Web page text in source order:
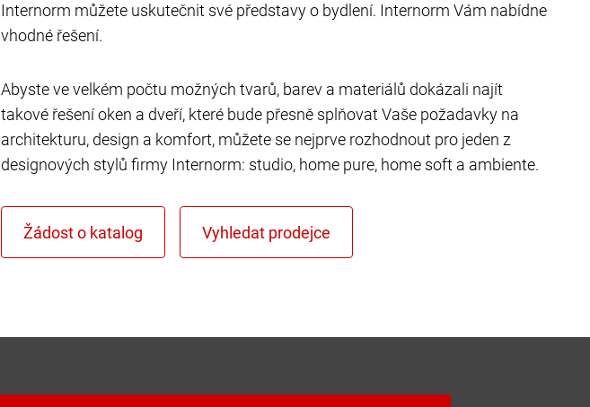
Internorm můžete uskutečnit své představy o bydlení. Internorm Vám nabídne
vhodné řešení.
Abyste ve velkém počtu možných tvarů, barev a materiálů dokázali najít
takové řešení oken a dveří, které bude přesně splňovat Vaše požadavky na
architekturu, design a komfort, můžete se nejprve rozhodnout pro jeden z
designových stylů firmy Internorm: studio, home pure, home soft a ambiente.